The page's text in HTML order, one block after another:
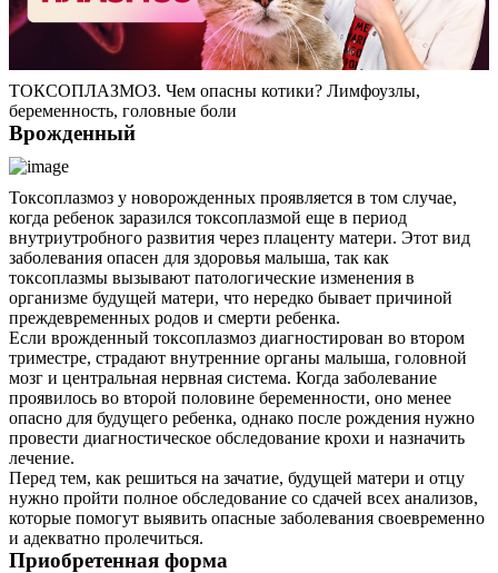
ТОКСОПЛАЗМОЗ. Чем опасны котики? Лимфоузлы,
беременность, головные боли
Врожденный
Токсоплазмоз у новорожденных проявляется в том случае,
когда ребенок заразился токсоплазмой еще в период
внутриутробного развития через плаценту матери. Этот вид
заболевания опасен для здоровья малыша, так как
токсоплазмы вызывают патологические изменения в
организме будущей матери, что нередко бывает причиной
преждевременных родов и смерти ребенка.
Если врожденный токсоплазмоз диагностирован во втором
триместре, страдают внутренние органы малыша, головной
мозг и центральная нервная система. Когда заболевание
проявилось во второй половине беременности, оно менее
опасно для будущего ребенка, однако после рождения нужно
провести диагностическое обследование крохи и назначить
лечение.
Перед тем, как решиться на зачатие, будущей матери и отцу
нужно пройти полное обследование со сдачей всех анализов,
которые помогут выявить опасные заболевания своевременно
и адекватно пролечиться.
Приобретенная форма